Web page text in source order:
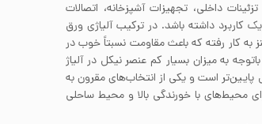
ساخت تزئینات داخلی، تجهیزات آشپزخانه، اتصالات
کاربرد داشته باشد. در ترکیب آلیاژی ورق
منگنز به کار رفته که باعث مقاومت نسبتاً خوب در
به میزان بسیار کم عنصر نیکل در آلیاژ
پایین‌تر است و یکی از انتخاب‌های مقرون به
محیط‌های با خورندگی بالا و محیط ساحلی